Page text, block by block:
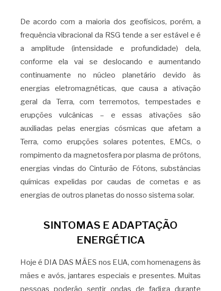
De acordo com a maioria dos geofísicos, porém, a
frequência vibracional da RSG tende a ser estável e é
a amplitude (intensidade e profundidade) dela,
conforme ela vai se deslocando e aumentando
continuamente no núcleo planetário devido às
energias eletromagnéticas, que causa a ativação
geral da Terra, com terremotos, tempestades e
erupções vulcânicas – e essas ativações são
auxiliadas pelas energias cósmicas que afetam a
Terra, como erupções solares potentes, EMCs, o
rompimento da magnetosfera por plasma de prótons,
energias vindas do Cinturão de Fótons, substâncias
químicas expelidas por caudas de cometas e as
energias de outros planetas do nosso sistema solar.
SINTOMAS E ADAPTAÇÃO
ENERGÉTICA
Hoje é DIA DAS MÃES nos EUA, com homenagens às
mães e avós, jantares especiais e presentes. Muitas